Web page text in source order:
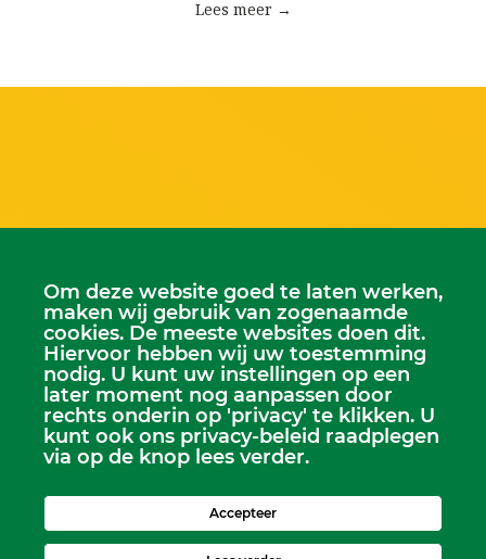
Lees meer →
scriba@kerkheerjansdam.nl
Om deze website goed te laten werken,
maken wij gebruik van zogenaamde
cookies. De meeste websites doen dit.
Hiervoor hebben wij uw toestemming
nodig. U kunt uw instellingen op een
later moment nog aanpassen door
rechts onderin op 'privacy' te klikken. U
kunt ook ons privacy-beleid raadplegen
via op de knop lees verder.
Accepteer